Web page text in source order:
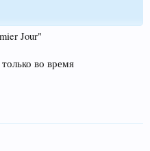
Jour"
во время